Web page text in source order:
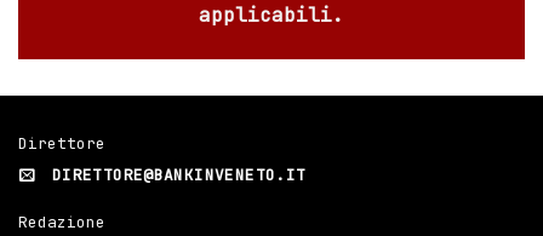
applicabili.
Direttore
DIRETTORE@BANKINVENETO.IT
Redazione